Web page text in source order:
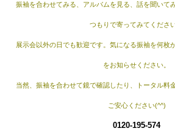
振袖を合わせてみる、アルバムを見る、話を聞いて
つもりで寄ってみてください
展示会以外の日でも歓迎です。気になる振袖を何枚
をお知らせください。
当然、振袖を合わせて鏡で確認したり、トータル料
ご安心ください(^^)
0120-195-574